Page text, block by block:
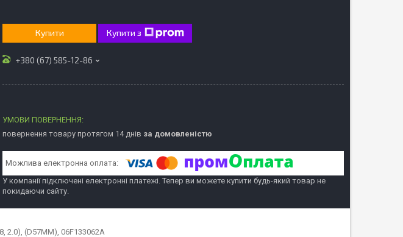
Купити Купити з
+380 (67) 585-12-86
повернення товару протягом 14 днів за домовленістю
У компанії підключені електронні платежі. Тепер ви можете купити будь-який товар не
покидаючи сайту.
2.0), (D57MM), 06F133062A